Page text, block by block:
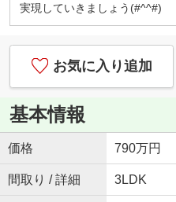
◇はじめての住宅購入、
すか？◇
初めてなので「分からな
います。
例えば、物件価格の他に
どすぐにご説明いたしま
勉強しながら、納得して
一組のお客様にじっくり
『入りやすくて、相談し
心がけております♪
実現していきましょう(#^^#)
お気に入り追加
基本情報
価格 790万円
間取り / 詳細 3LDK